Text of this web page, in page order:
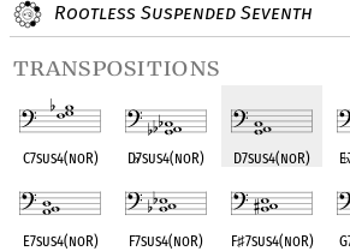
Rootless Suspended Seventh
transpositions
C7sus4(noR) D♭7sus4(noR) D7sus4(noR) E♭
E7sus4(noR) F7sus4(noR) F♯7sus4(noR)